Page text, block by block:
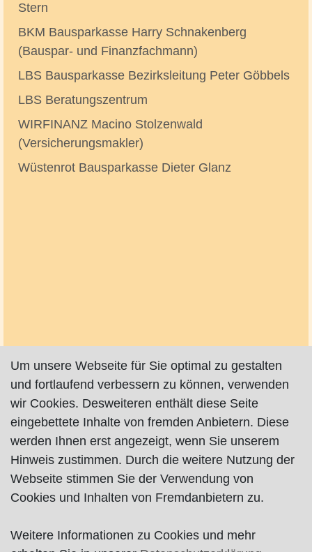
Stern
BKM Bausparkasse Harry Schnakenberg
(Bauspar- und Finanzfachmann)
LBS Bausparkasse Bezirksleitung Peter Göbbels
LBS Beratungszentrum
WIRFINANZ Macino Stolzenwald
(Versicherungsmakler)
Wüstenrot Bausparkasse Dieter Glanz
Impressum| Datenschutz
Um unsere Webseite für Sie optimal zu gestalten
und fortlaufend verbessern zu können, verwenden
wir Cookies. Desweiteren enthält diese Seite
eingebettete Inhalte von fremden Anbietern. Diese
werden Ihnen erst angezeigt, wenn Sie unserem
Hinweis zustimmen. Durch die weitere Nutzung der
Webseite stimmen Sie der Verwendung von
Cookies und Inhalten von Fremdanbietern zu.
Weitere Informationen zu Cookies und mehr